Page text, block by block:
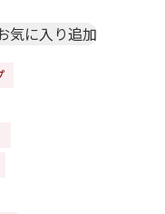
気に入り追加